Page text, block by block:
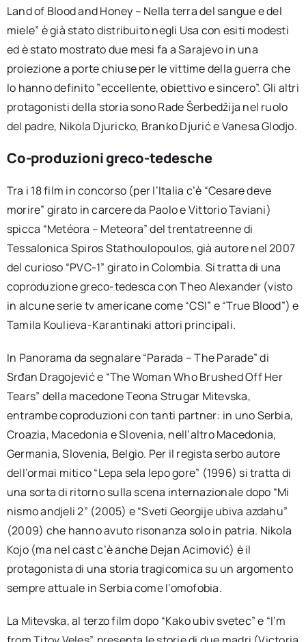
Land of Blood and Honey – Nella terra del sangue e del
miele” è già stato distribuito negli Usa con esiti modesti
ed è stato mostrato due mesi fa a Sarajevo in una
proiezione a porte chiuse per le vittime della guerra che
lo hanno definito ”eccellente, obiettivo e sincero”. Gli altri
protagonisti della storia sono Rade Šerbedžija nel ruolo
del padre, Nikola Djuricko, Branko Djurić e Vanesa Glodjo.
Co-produzioni greco-tedesche
Tra i 18 film in concorso (per l’Italia c’è “Cesare deve
morire” girato in carcere da Paolo e Vittorio Taviani)
spicca “Metéora – Meteora” del trentatreenne di
Tessalonica Spiros Stathoulopoulos, già autore nel 2007
del curioso “PVC-1” girato in Colombia. Si tratta di una
coproduzione greco-tedesca con Theo Alexander (visto
in alcune serie tv americane come “CSI” e “True Blood”) e
Tamila Koulieva-Karantinaki attori principali.
In Panorama da segnalare “Parada – The Parade” di
Srđan Dragojević e “The Woman Who Brushed Off Her
Tears” della macedone Teona Strugar Mitevska,
entrambe coproduzioni con tanti partner: in uno Serbia,
Croazia, Macedonia e Slovenia, nell’altro Macedonia,
Germania, Slovenia, Belgio. Per il regista serbo autore
dell’ormai mitico “Lepa sela lepo gore” (1996) si tratta di
una sorta di ritorno sulla scena internazionale dopo “Mi
nismo andjeli 2” (2005) e “Sveti Georgije ubiva azdahu”
(2009) che hanno avuto risonanza solo in patria. Nikola
Kojo (ma nel cast c’è anche Dejan Acimović) è il
protagonista di una storia tragicomica su un argomento
sempre attuale in Serbia come l’omofobia.
La Mitevska, al terzo film dopo “Kako ubiv svetec” e “I’m